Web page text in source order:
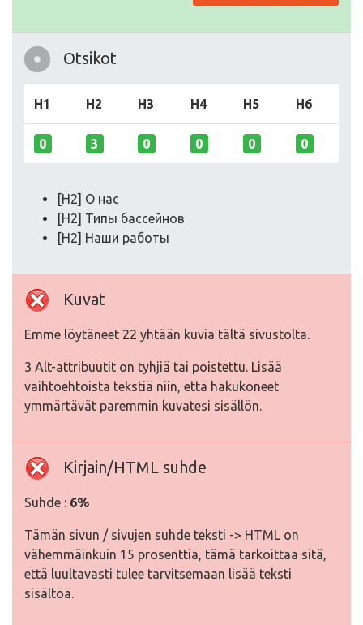
Otsikot
H1 H2 H3 H4 H5 H6
0 3 0 0 0 0
[H2] О нас
[H2] Типы бассейнов
[H2] Наши работы
Kuvat
Emme löytäneet 22 yhtään kuvia tältä sivustolta.
3 Alt-attribuutit on tyhjiä tai poistettu. Lisää
vaihtoehtoista tekstiä niin, että hakukoneet
ymmärtävät paremmin kuvatesi sisällön.
Kirjain/HTML suhde
Suhde : 6%
Tämän sivun / sivujen suhde teksti -> HTML on
vähemmäinkuin 15 prosenttia, tämä tarkoittaa sitä,
että luultavasti tulee tarvitsemaan lisää teksti
sisältöä.